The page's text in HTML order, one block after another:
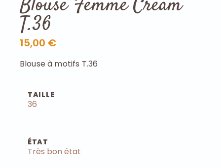
Blouse Femme Cream
T.36
15,00 €
Blouse à motifs T.36
TAILLE
36
ÉTAT
Très bon état